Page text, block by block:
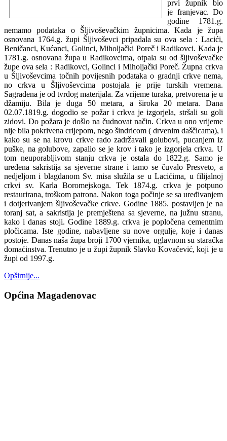
prvi župnik bio
je franjevac. Do
godine 1781.g.
nemamo podataka o Šljivoševačkim župnicima. Kada je župa
osnovana 1764.g. župi Šljivoševci pripadala su ova sela : Lacići,
Beničanci, Kućanci, Golinci, Miholjački Poreč i Radikovci. Kada je
1781.g. osnovana župa u Radikovcima, otpala su od šljivoševačke
župe ova sela : Radikovci, Golinci i Miholjački Poreč. Župna crkva
u Šljivoševcima točnih povijesnih podataka o gradnji crkve nema,
no crkva u Šljivoševcima postojala je prije turskih vremena.
Sagrađena je od tvrdog materijala. Za vrijeme turaka, pretvorena je u
džamiju. Bila je duga 50 metara, a široka 20 metara. Dana
02.07.1819.g. dogodio se požar i crkva je izgorjela, stršali su goli
zidovi. Do požara je došlo na čudnovat način. Crkva u ono vrijeme
nije bila pokrivena crijepom, nego šindricom ( drvenim daščicama), i
kako su se na krovu crkve rado zadržavali golubovi, pucanjem iz
puške, na golubove, zapalio se je krov i tako je izgorjela crkva. U
tom neuporabljivom stanju crkva je ostala do 1822.g. Samo je
uređena sakristija sa sjeverne strane i tamo se čuvalo Presveto, a
nedjeljom i blagdanom Sv. misa služila se u Lacićima, u filijalnoj
crkvi sv. Karla Boromejskoga. Tek 1874.g. crkva je potpuno
restaurirana, troškom patrona. Nakon toga počinje se sa uređivanjem
i dotjerivanjem šljivoševačke crkve. Godine 1885. postavljen je na
toranj sat, a sakristija je premještena sa sjeverne, na južnu stranu,
kako i danas stoji. Godine 1889.g. crkva je popločena cementnim
pločicama. Iste godine, nabavljene su nove orgulje, koje i danas
postoje. Danas naša župa broji 1700 vjernika, uglavnom su staračka
domaćinstva. Trenutno je u župi župnik Slavko Kovačević, koji je u
župi od 1997.g.
Opširnije...
Općina Magadenovac